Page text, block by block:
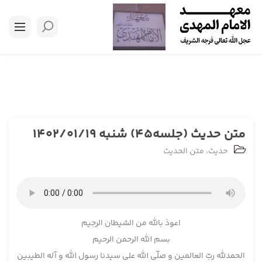
متن حدیث (جلسه45) شنبه 1402/01/19
حدیث، متن الحدیث
اعوذ بالله من الشیطان الرجیم
بسم ­الله الرحمن الرحيم
الحمدلله ربّ العالمين و صلّی الله علی سيدنا رسول­ الله و آله الطيبين